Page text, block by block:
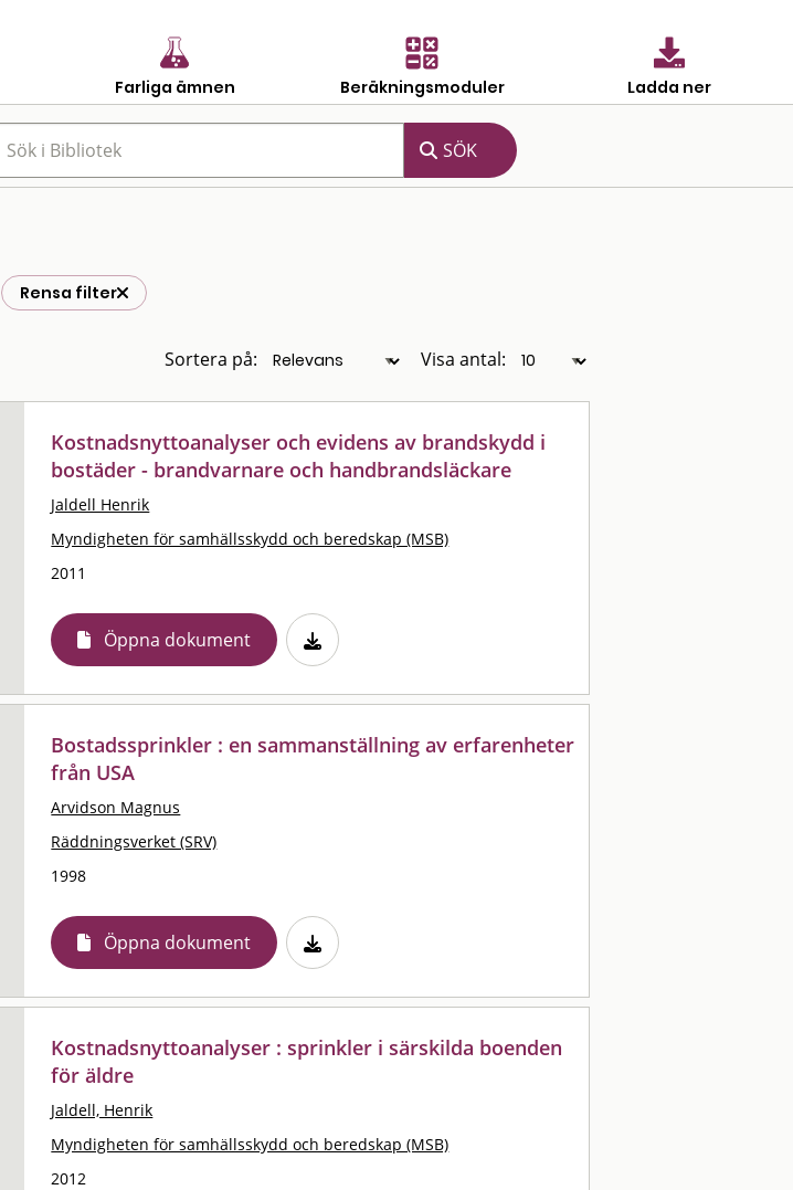
Farliga ämnen Beräkningsmoduler Ladda ner
Rensa filter
Sortera på: Visa antal:
Kostnadsnyttoanalyser och evidens av brandskydd i
bostäder - brandvarnare och handbrandsläckare
Jaldell Henrik
Myndigheten för samhällsskydd och beredskap (MSB)
2011
Öppna dokument
Bostadssprinkler : en sammanställning av erfarenheter
från USA
Arvidson Magnus
Räddningsverket (SRV)
1998
Öppna dokument
Kostnadsnyttoanalyser : sprinkler i särskilda boenden
för äldre
Jaldell, Henrik
Myndigheten för samhällsskydd och beredskap (MSB)
2012